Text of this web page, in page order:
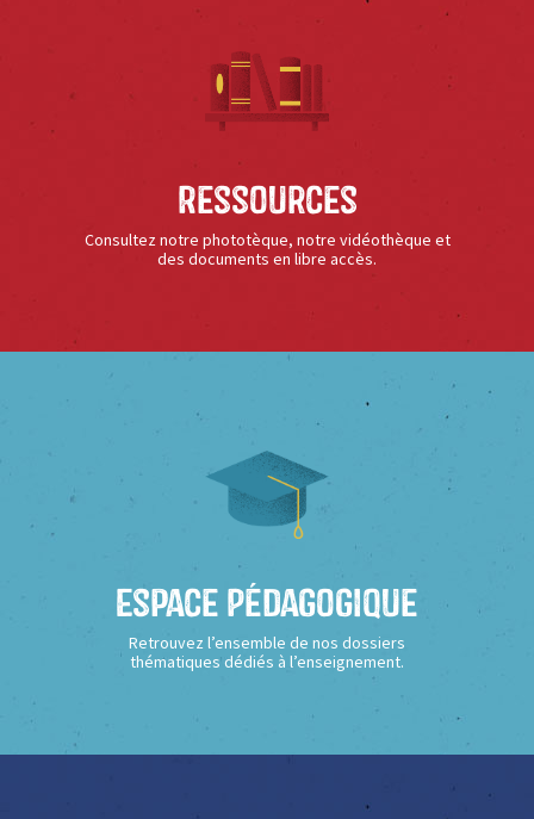
Ressources
Consultez notre phototèque, notre vidéothèque et
des documents en libre accès.
Espace Pédagogique
Retrouvez l’ensemble de nos dossiers
thématiques dédiés à l’enseignement.